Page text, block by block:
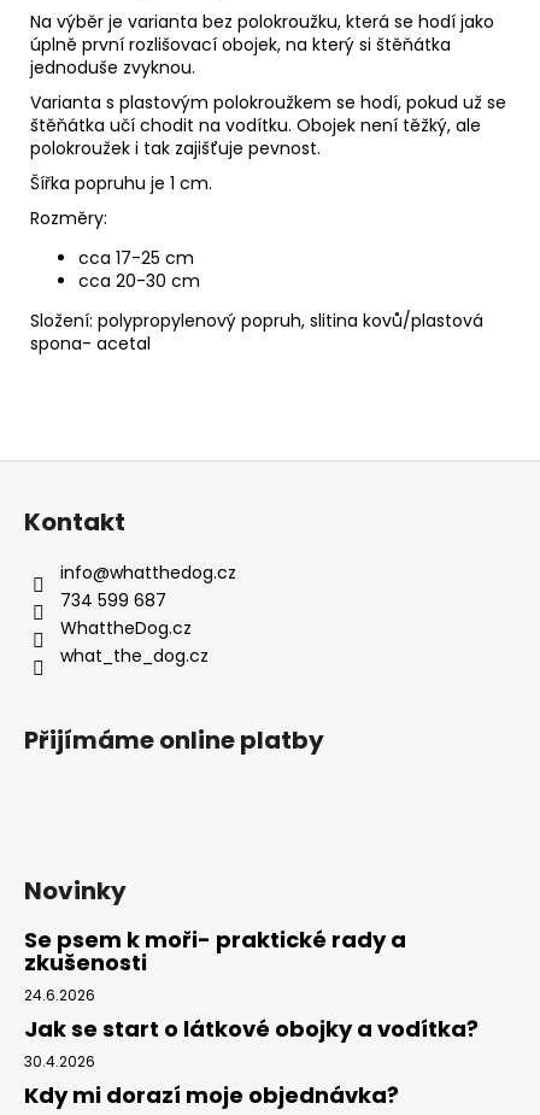
Na výběr je varianta bez polokroužku, která se hodí jako
úplně první rozlišovací obojek, na který si štěňátka
jednoduše zvyknou.
Varianta s plastovým polokroužkem se hodí, pokud už se
štěňátka učí chodit na vodítku. Obojek není těžký, ale
polokroužek i tak zajišťuje pevnost.
Šířka popruhu je 1 cm.
Rozměry:
cca 17-25 cm
cca 20-30 cm
Složení: polypropylenový popruh, slitina kovů/plastová
spona- acetal
Z
Kontakt
info@whatthedog.cz
734 599 687
WhattheDog.cz
what_the_dog.cz
Přijímáme online platby
Novinky
Se psem k moři- praktické rady a
zkušenosti
24.6.2026
Jak se start o látkové obojky a vodítka?
30.4.2026
Kdy mi dorazí moje objednávka?